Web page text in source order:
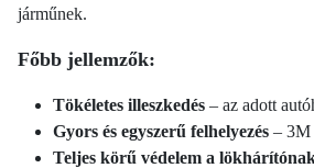
járműnek.
Főbb jellemzők:
Tökéletes illeszkedés – az adott
Gyors és egyszerű felhelyezés – 3M
Teljes körű védelem a